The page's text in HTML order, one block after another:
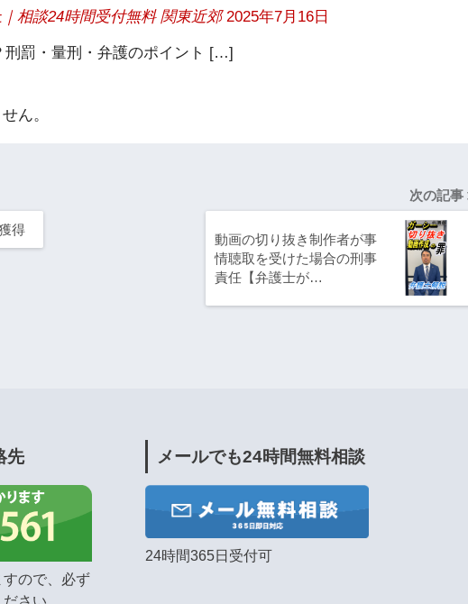
相談24時間受付無料 関東近郊 2025年7月16日
罰・量刑・弁護のポイント […]
ん。
得
次の記事
動画の切り抜き制作者が事
情聴取を受けた場合の刑事
責任【弁護士が…
先
ので、必ず
さい。
メールでも24時間無料相談
24時間365日受付可